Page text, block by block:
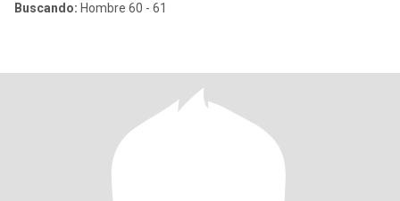
Buscando: Hombre 60 - 61